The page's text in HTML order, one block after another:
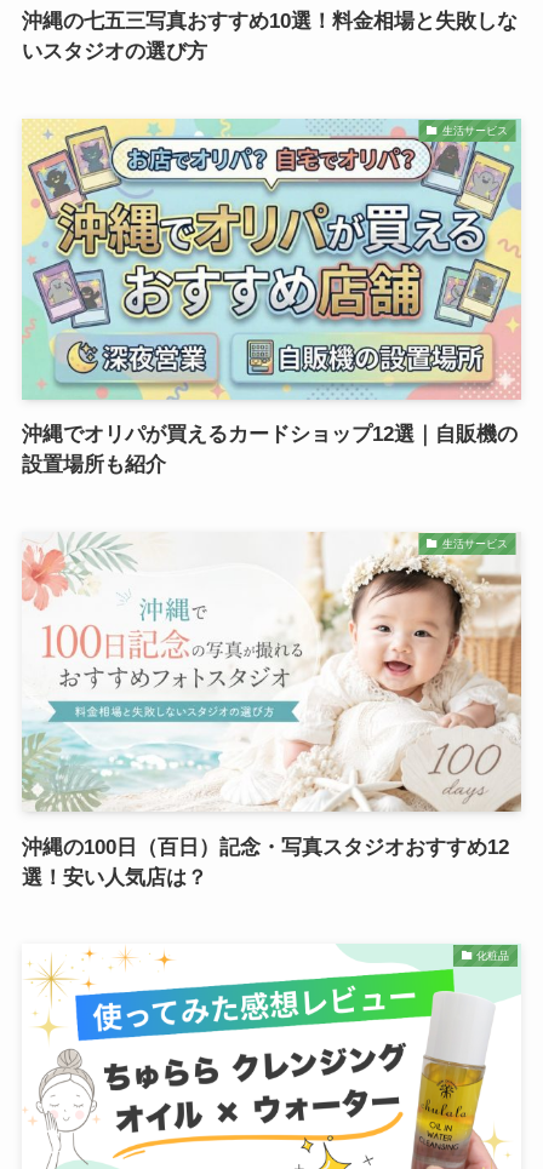
沖縄の七五三写真おすすめ10選！料金相場と失敗しな
いスタジオの選び方
生活サービス
沖縄でオリパが買えるカードショップ12選｜自販機の
設置場所も紹介
生活サービス
沖縄の100日（百日）記念・写真スタジオおすすめ12
選！安い人気店は？
化粧品